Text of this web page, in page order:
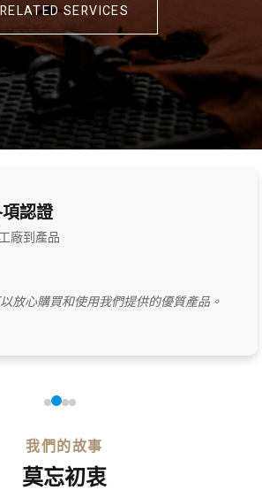
RELATED SERVICES
認證
廠到產品
放心購買和使用我們提供的優質產品。
我們的故事
莫忘初衷